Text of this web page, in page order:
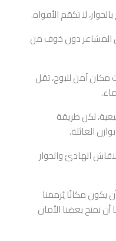
لا تكمّم الأفواه.
المشاعر دون خوف من
مكان آمن للبوح، تقل
لكن طريقة
العائلة.
الهادئ والحوار
يكون مكانًا يُرممنا
نمنح بعضنا الأمان